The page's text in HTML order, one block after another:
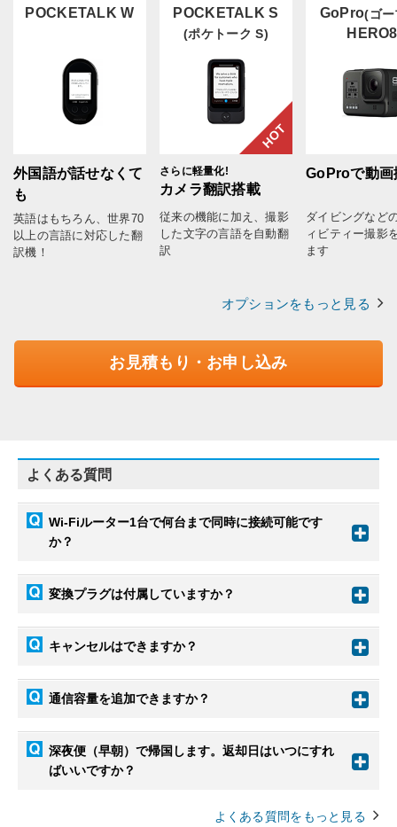
POCKETALK W
外国語が話せなくて
も
英語はもちろん、世界70
以上の言語に対応した翻
訳機！
POCKETALK S
(ポケトーク S)
HOT
さらに軽量化!
カメラ翻訳搭載
従来の機能に加え、撮影
した文字の言語を自動翻
訳
GoPro(ゴ
HERO8
GoProで動画
ダイビングなど
ィビティー撮影
ます
オプションをもっと見る
お見積もり・お申し込み
よくある質問
Wi-Fiルーター1台で何台まで同時に接続可能です
か？
変換プラグは付属していますか？
キャンセルはできますか？
通信容量を追加できますか？
深夜便（早朝）で帰国します。返却日はいつにすれ
ばいいですか？
よくある質問をもっと見る